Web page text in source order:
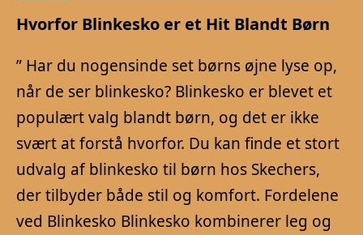
Hvorfor Blinkesko er et Hit Blandt Børn
” Har du nogensinde set børns øjne lyse op,
når de ser blinkesko? Blinkesko er blevet et
populært valg blandt børn, og det er ikke
svært at forstå hvorfor. Du kan finde et stort
udvalg af blinkesko til børn hos Skechers,
der tilbyder både stil og komfort. Fordelene
ved Blinkesko Blinkesko kombinerer leg og